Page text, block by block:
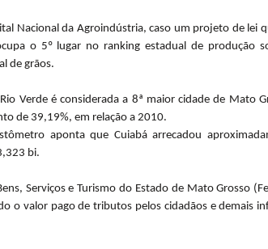
Nacional da Agroindústria, caso um projeto de lei
o 5º lugar no ranking estadual de produção
de grãos.
Verde é considerada a 8ª maior cidade de Mato
de 39,19%, em relação a 2010.
aponta que Cuiabá arrecadou
bi.
Serviços e Turismo do Estado de Mato Grosso
o valor pago de tributos pelos cidadãos e demais